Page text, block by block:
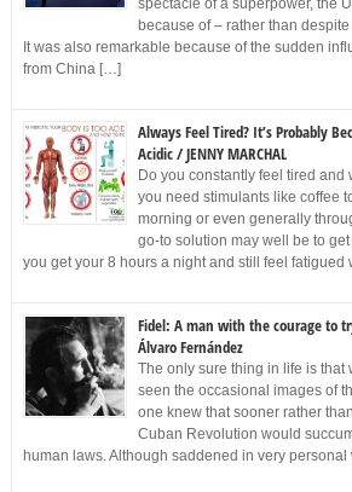
spectacle of a superpower, the
because of – rather than
It was also remarkable because of the sudden
from China […]
Always Feel Tired? It’s Probably
Acidic / JENNY MARCHAL
Do you constantly feel tired and
you need stimulants like coffee
morning or even generally
go-to solution may well be to
you get your 8 hours a night and still feel
Fidel: A man with the courage to
Álvaro Fernández
The only sure thing in life is that
seen the occasional images of
one knew that sooner rather
Cuban Revolution would
human laws. Although saddened in very